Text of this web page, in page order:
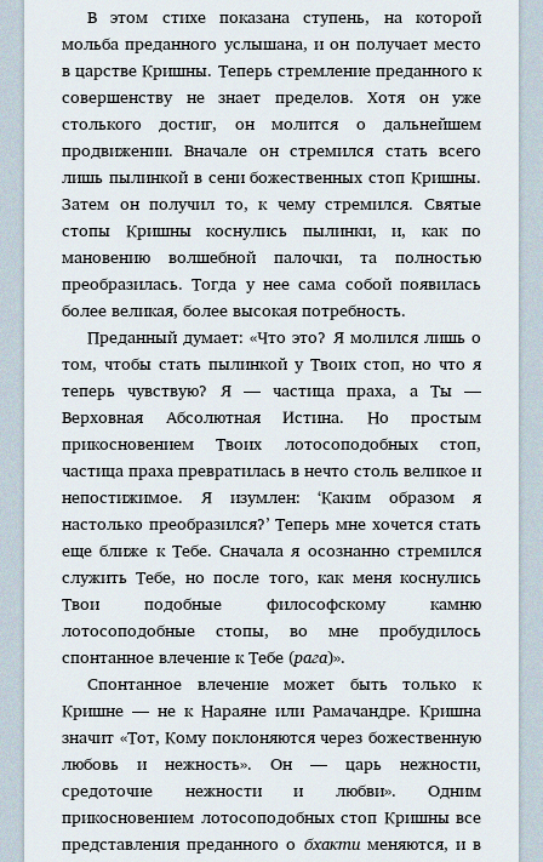
В этом стихе показана ступень, на которой
мольба преданного услышана, и он получает место
в царстве Кришны. Теперь стремление преданного к
совершенству не знает пределов. Хотя он уже
столького достиг, он молится о дальнейшем
продвижении. Вначале он стремился стать всего
лишь пылинкой в сени божественных стоп Кришны.
Затем он получил то, к чему стремился. Святые
стопы Кришны коснулись пылинки, и, как по
мановению волшебной палочки, та полностью
преобразилась. Тогда у нее сама собой появилась
более великая, более высокая потребность.
Преданный думает: «Что это? Я молился лишь о
том, чтобы стать пылинкой у Твоих стоп, но что я
теперь чувствую? Я — частица праха, а Ты —
Верховная Абсолютная Истина. Но простым
прикосновением Твоих лотосоподобных стоп,
частица праха превратилась в нечто столь великое и
непостижимое. Я изумлен: ‘Каким образом я
настолько преобразился?’ Теперь мне хочется стать
еще ближе к Тебе. Сначала я осознанно стремился
служить Тебе, но после того, как меня коснулись
Твои подобные философскому камню
лотосоподобные стопы, во мне пробудилось
спонтанное влечение к Тебе (рага)».
Спонтанное влечение может быть только к
Кришне — не к Нараяне или Рамачандре. Кришна
значит «Тот, Кому поклоняются через божественную
любовь и нежность». Он — царь нежности,
средоточие нежности и любви». Одним
прикосновением лотосоподобных стоп Кришны все
представления преданного о бхактименяются, и в